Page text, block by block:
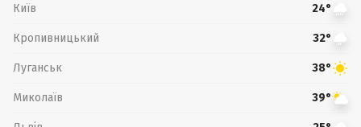
Київ 24°
Кропивницький 32°
Луганськ 38°
Миколаїв 39°